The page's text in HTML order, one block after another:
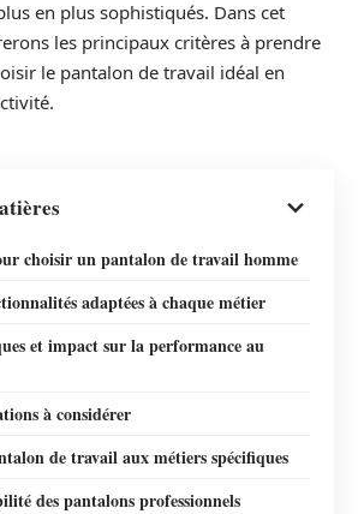
en plus sophistiqués. Dans cet
les principaux critères à prendre
le pantalon de travail idéal en
choisir un pantalon de travail homme
adaptées à chaque métier
et impact sur la performance au
à considérer
de travail aux métiers spécifiques
des pantalons professionnels